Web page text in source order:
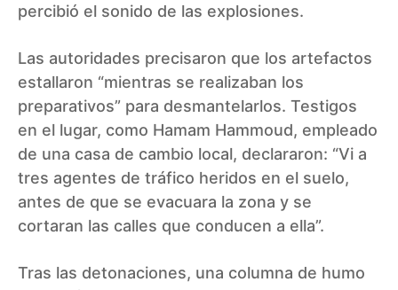
percibió el sonido de las explosiones.
Las autoridades precisaron que los artefactos
estallaron “mientras se realizaban los
preparativos” para desmantelarlos. Testigos
en el lugar, como Hamam Hammoud, empleado
de una casa de cambio local, declararon: “Vi a
tres agentes de tráfico heridos en el suelo,
antes de que se evacuara la zona y se
cortaran las calles que conducen a ella”.
Tras las detonaciones, una columna de humo